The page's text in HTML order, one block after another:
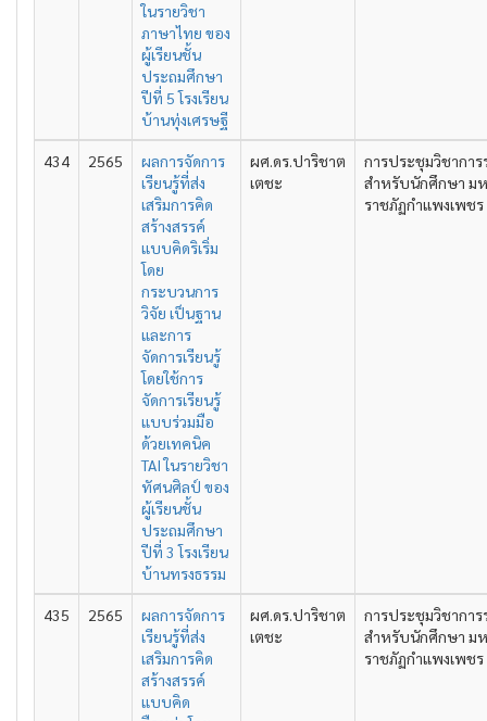
ในรายวิชา
ภาษาไทย ของ
ผู้เรียนชั้น
ประถมศึกษา
ปีที่ 5 โรงเรียน
บ้านทุ่งเศรษฐี
434 2565
ผลการจัดการ
เรียนรู้ที่ส่ง
เสริมการคิด
สร้างสรรค์
แบบคิดริเริ่ม
โดย
กระบวนการ
วิจัย เป็นฐาน
และการ
จัดการเรียนรู้
โดยใช้การ
จัดการเรียนรู้
แบบร่วมมือ
ด้วยเทคนิค
TAI ในรายวิชา
ทัศนศิลป์ ของ
ผู้เรียนชั้น
ประถมศึกษา
ปีที่ 3 โรงเรียน
บ้านทรงธรรม
ผศ.ดร.ปาริชาต
เตชะ
การประชุมวิชากา
สำหรับนักศึกษา ม
ราชภัฏกำแพงเพช
435 2565
ผลการจัดการ
เรียนรู้ที่ส่ง
เสริมการคิด
สร้างสรรค์
แบบคิด
ผศ.ดร.ปาริชาต
เตชะ
การประชุมวิชากา
สำหรับนักศึกษา ม
ราชภัฏกำแพงเพช